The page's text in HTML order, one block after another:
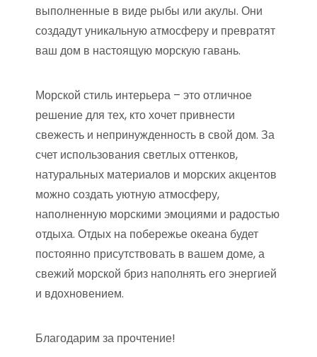
выполненные в виде рыбы или акулы. Они
создадут уникальную атмосферу и превратят
ваш дом в настоящую морскую гавань.
Морской стиль интерьера – это отличное
решение для тех, кто хочет привнести
свежесть и непринужденность в свой дом. За
счет использования светлых оттенков,
натуральных материалов и морских акцентов
можно создать уютную атмосферу,
наполненную морскими эмоциями и радостью
отдыха. Отдых на побережье океана будет
постоянно присутствовать в вашем доме, а
свежий морской бриз наполнять его энергией
и вдохновением.
Благодарим за прочтение!